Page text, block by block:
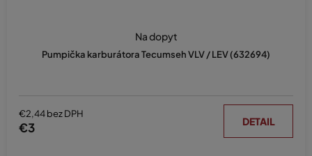
Pumpička karburátora Tecumseh VLV / LEV (632694)
Na dopyt
€2,44 bez DPH
€3 DETAIL